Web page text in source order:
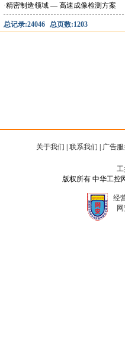
·精密制造领域 — 高速成像检测方案
总记录:24046 总页数:1203
关于我们 联系我们 广告
工
版权所有 中华工控
经